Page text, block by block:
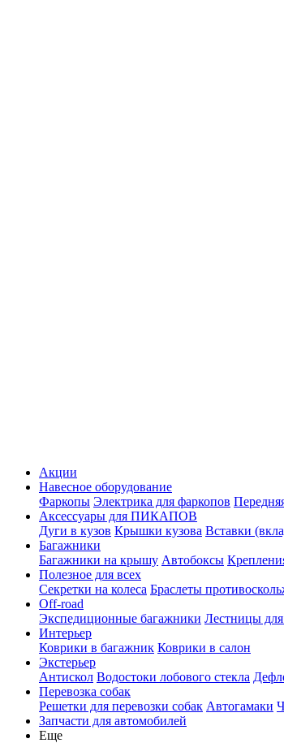
Акции
Навесное оборудование
Фаркопы Электрика для фаркопов
Аксессуары для ПИКАПОВ
Дуги в кузов Крышки кузова Вставки
Багажники
Багажники на крышу Автобоксы
Полезное для всех
Секретки на колеса Браслеты
Off-road
Экспедиционные багажники Лестницы
Интерьер
Коврики в багажник Коврики в салон
Экстерьер
Антискол Водостоки лобового стекла
Перевозка собак
Решетки для перевозки собак Автогамаки
Запчасти для автомобилей
Еще